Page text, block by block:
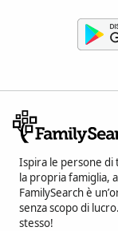
Ispira le persone di
la propria famiglia,
FamilySearch è
senza scopo di lucro.
stesso!